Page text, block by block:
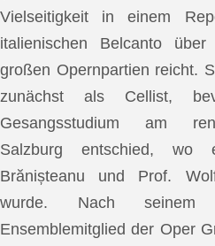
Vielseitigkeit in einem
italienischen Belcanto
großen Opernpartien reicht.
zunächst als Cellist,
Gesangsstudium am
Salzburg entschied,
Brănișteanu und Prof.
wurde. Nach
Ensemblemitglied der Oper